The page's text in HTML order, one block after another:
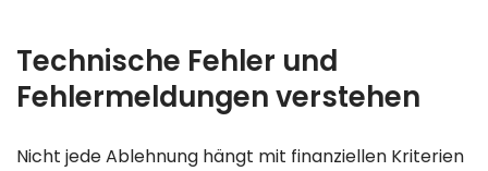
Technische Fehler und
Fehlermeldungen verstehen
Nicht jede Ablehnung hängt mit finanziellen Kriterien